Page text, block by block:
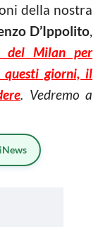
della nostra
D’Ippolito,
del Milan per
questi giorni, il
. Vedremo a
News